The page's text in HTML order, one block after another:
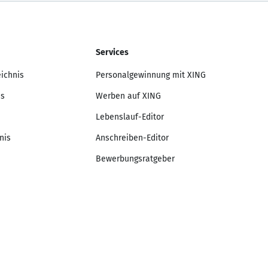
Services
Personalgewinnung mit XING
Werben auf XING
Lebenslauf-Editor
Anschreiben-Editor
Bewerbungsratgeber